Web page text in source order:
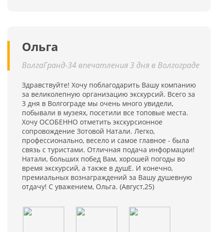
Ольга
ВолгаГранд-34 впечатления 3 дня в Волгограде
Здравствуйте! Хочу поблагодарить Вашу компанию
за великолепную организацию экскурсий. Всего за
3 дня в Волгограде мы очень много увидели,
побывали в музеях, посетили все топовые места.
Хочу ОСОБЕННО отметить экскурсионное
сопровождение Зотовой Натали. Легко,
профессионально, весело и самое главное - была
связь с туристами. Отличная подача информации!
Натали, больших побед Вам, хорошей погоды во
время экскурсий, а также в душЕ. И конечно,
премиальных вознаграждений за Вашу душевную
отдачу! С уважением, Ольга. (Август,25)